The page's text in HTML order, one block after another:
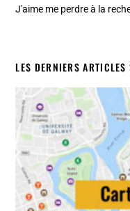
J'aime me perdre à la
LES DERNIERS